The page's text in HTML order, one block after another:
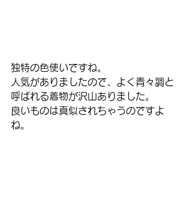
独特の色使いですね。
人気がありましたので、よく青々調と
呼ばれる着物が沢山ありました。
良いものは真似されちゃうのですよ
ね。